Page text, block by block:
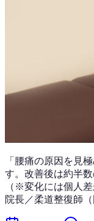
「 腰痛の原因を見
す。改善後は約半数
（※変化には個人差
院長／柔道整復師（